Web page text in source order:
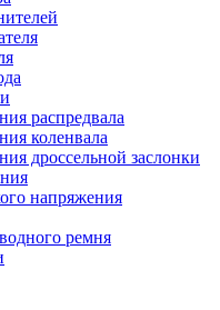
распредвала
коленвала
дроссельной заслонки
напряжения
ремня